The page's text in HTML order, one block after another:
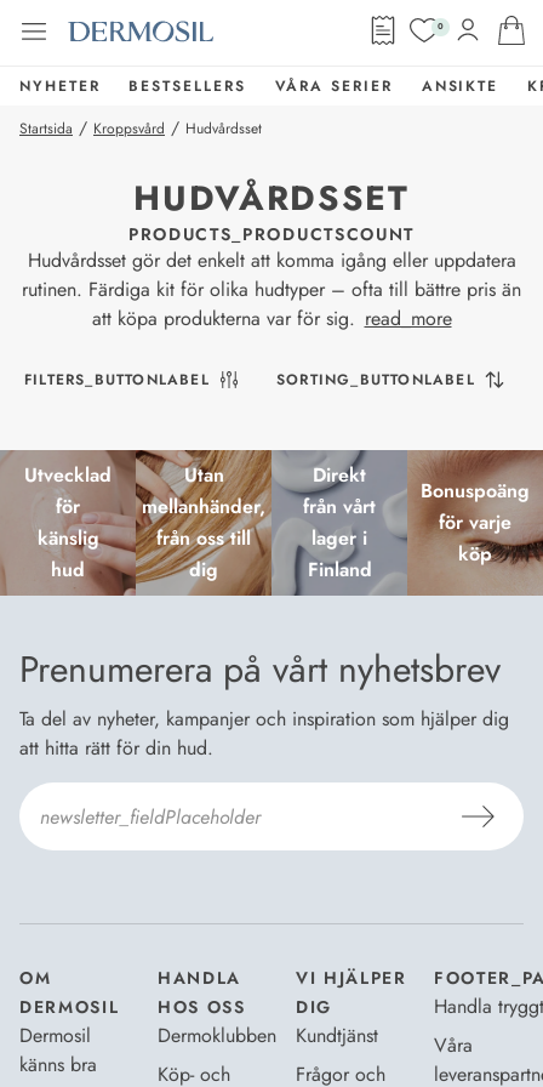
0
NYHETER BESTSELLERS VÅRA SERIER ANSIKTE
Startsida / Kroppsvård / Hudvårdsset
HUDVÅRDSSET
PRODUCTS_PRODUCTSCOUNT
Hudvårdsset gör det enkelt att komma igång eller uppdatera
rutinen. Färdiga kit för olika hudtyper – ofta till bättre pris än
att köpa produkterna var för sig. read_more
FILTERS_BUTTONLABEL SORTING_BUTTONLABEL
Utvecklad
för
känslig
hud
Utan
mellanhänder,
från oss till
dig
Direkt
från vårt
lager i
Finland
Bonuspoäng
för varje
köp
Prenumerera på vårt nyhetsbrev
Ta del av nyheter, kampanjer och inspiration som hjälper dig
att hitta rätt för din hud.
OM
DERMOSIL
Dermosil
känns bra
HANDLA
HOS OSS
Dermoklubben
Köp- och
VI HJÄLPER
DIG
Kundtjänst
Frågor och
Handla tryggt
Våra